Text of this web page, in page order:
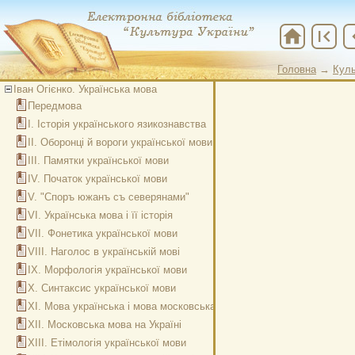
Головна →
home first_page
Іван Огієнко. Українська мова
Передмова
І. Історія українського язикознавства
ІІ. Оборонці й вороги української мови
ІІІ. Памятки української мови
IV. Початок української мови
V. "Споръ южанъ съ северянами"
VІ. Українська мова і її історія
VІІ. Фонетика української мови
VІІІ. Наголос в українській мові
ІХ. Морфологія української мови
Х. Синтаксис української мови
ХІ. Мова українська і мова московська
ХІІ. Московська мова на Україні
ХІІІ. Етімологія української мови